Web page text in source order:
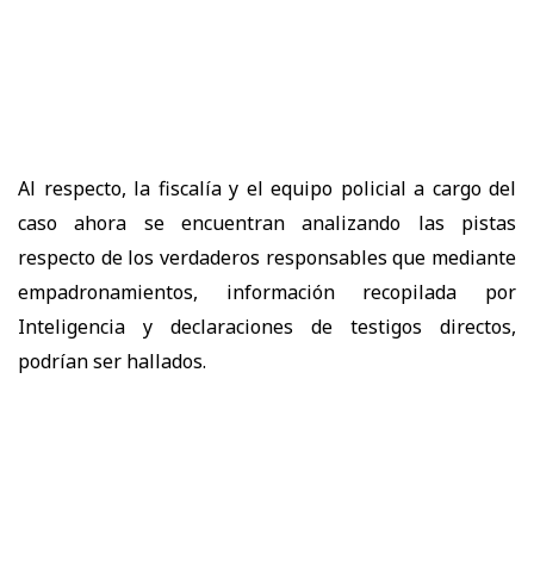
Al respecto, la fiscalía y el equipo policial a cargo del
caso ahora se encuentran analizando las pistas
respecto de los verdaderos responsables que mediante
empadronamientos, información recopilada por
Inteligencia y declaraciones de testigos directos,
podrían ser hallados.